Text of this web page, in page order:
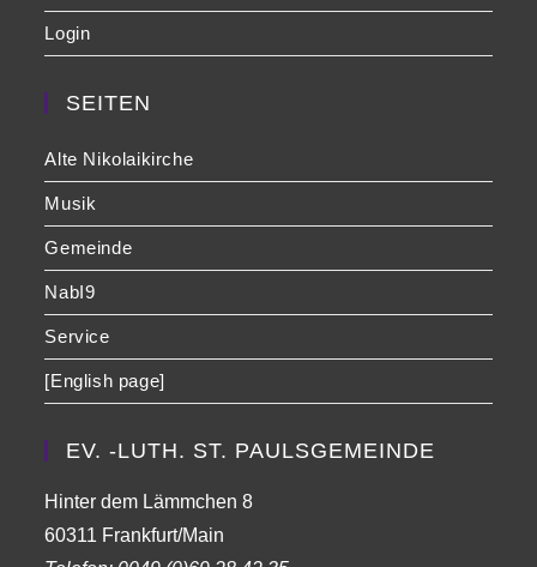
Login
SEITEN
Alte Nikolaikirche
Musik
Gemeinde
NabI9
Service
[English page]
EV. -LUTH. ST. PAULSGEMEINDE
Hinter dem Lämmchen 8
60311 Frankfurt/Main